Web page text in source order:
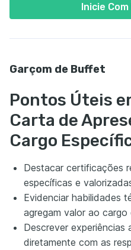
Inicie
Garçom de Buffet
Pontos Úteis
Carta de
Cargo
Destacar certificações
específicas e
Evidenciar habilidades
agregam valor ao cargo
Descrever experiências
diretamente com as